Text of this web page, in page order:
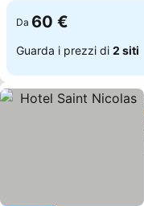
Da 60 €
Guarda i prezzi di 2 siti